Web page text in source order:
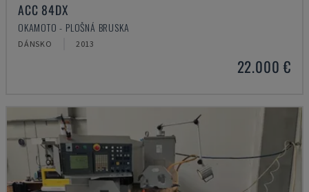
ACC 84DX
OKAMOTO - PLOŠNÁ BRUSKA
DÁNSKO 2013
22.000 €